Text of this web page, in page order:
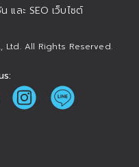
และ SEO เว็บไซต์
Ltd. All Rights Reserved.